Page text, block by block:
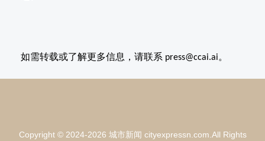
如需转载或了解更多信息，请联系 press@ccai.ai。
Copyright © 2024-2026 城市新闻 cityexpressn.com.All Rights